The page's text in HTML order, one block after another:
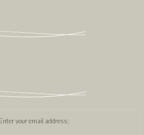
Enter your email address: